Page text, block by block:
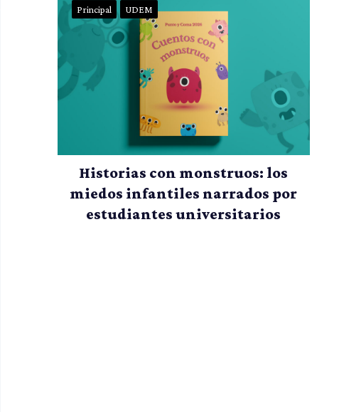
Principal UDEM
Historias con monstruos: los
miedos infantiles narrados por
estudiantes universitarios